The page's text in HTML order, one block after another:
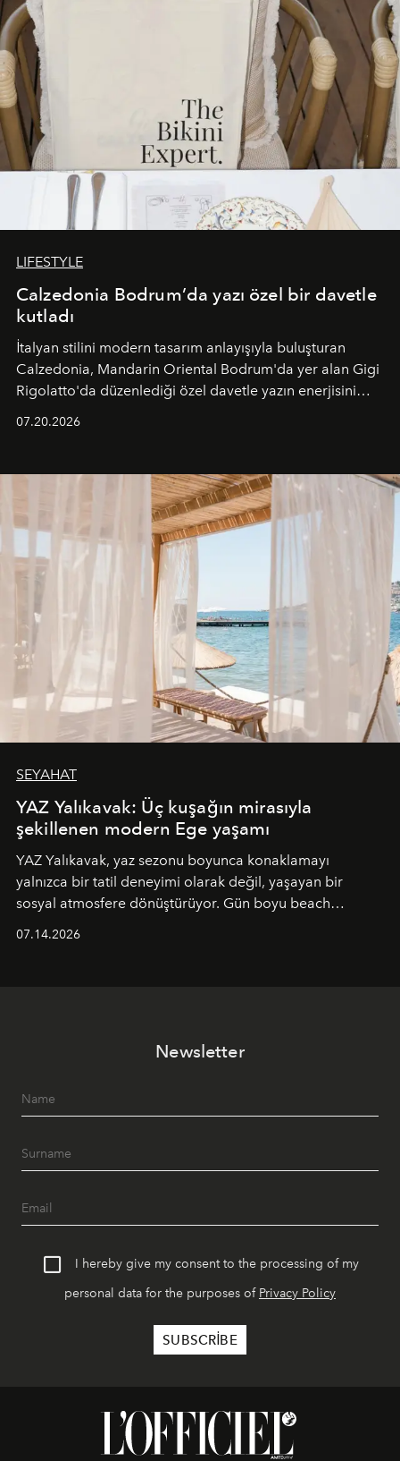
LIFESTYLE
Calzedonia Bodrum’da yazı özel bir davetle
kutladı
İtalyan stilini modern tasarım anlayışıyla buluşturan
Calzedonia, Mandarin Oriental Bodrum'da yer alan Gigi
Rigolatto'da düzenlediği özel davetle yazın enerjisini
07.20.2026
SEYAHAT
YAZ Yalıkavak: Üç kuşağın mirasıyla
şekillenen modern Ege yaşamı
YAZ Yalıkavak, yaz sezonu boyunca konaklamayı
yalnızca bir tatil deneyimi olarak değil, yaşayan bir
sosyal atmosfere dönüştürüyor. Gün boyu beach
geceye taşıyarak her hafta farklı bir deneyim sunuyor.
07.14.2026
Newsletter
I hereby give my consent to the processing of my
personal data for the purposes of Privacy Policy